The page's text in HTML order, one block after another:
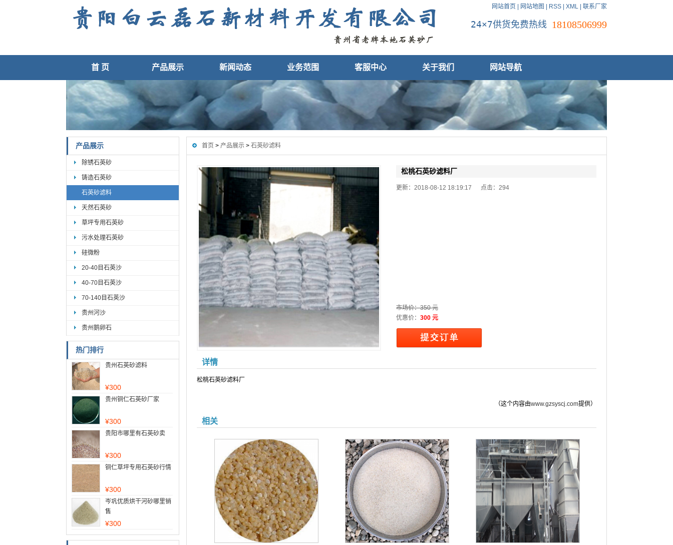
网站首页 网站地图 RSS XML 联系厂家
18108506999
24×7供货免费热线
首 页 产品展示 新闻动态 业务范围 客服中心 关于我们 网站导航
产品展示
除锈石英砂
铸造石英砂
石英砂滤料
天然石英砂
草坪专用石英砂
污水处理石英砂
硅微粉
20-40目石英沙
40-70目石英沙
70-140目石英沙
贵州河沙
贵州鹅卵石
热门排行
贵州石英砂滤料
¥300
贵州铜仁石英砂厂家
¥300
贵阳市哪里有石英砂卖
¥300
铜仁草坪专用石英砂行情
¥300
岑巩优质烘干河砂哪里销
售
¥300
首页 > 产品展示 > 石英砂滤料
松桃石英砂滤料厂
更新：2018-08-12 18:19:17 点击： 294
市场价：350 元
优惠价： 300 元
详情
松桃石英砂滤料厂
（这个内容由www.gzsyscj.com提供）
相关